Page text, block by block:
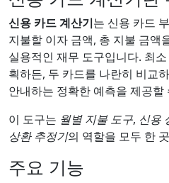
신용 카드 계산기는 신용 카드
지불할 이자 금액, 총 지불 금액
실용적인 재무 도구입니다. 최
획하든, 두 카드를 나란히 비교
안내하는 정확한 예측을 제공할
이 도구는 월별 지불 도구, 신용
상환 추정기의 역할을 모두 한
주요 기능